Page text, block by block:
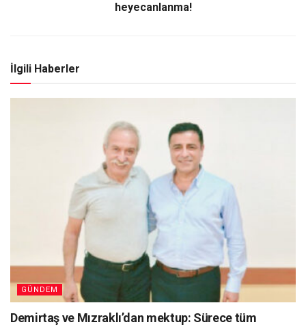
heyecanlanma!
İlgili Haberler
GÜNDEM
Demirtaş ve Mızraklı’dan mektup: Sürece tüm